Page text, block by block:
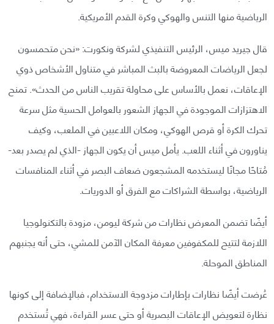
الرياضية منها التنس والهوكي وكرة القدم الأمريكية.
قال جيريد ميس، الرئيس التنفيذي لشركة ونكورت: «نحن متحمسون
لجعل الرياضات المعروضة بالبث المباشر في متناول الأشخاص ذوي
الإعاقات، نعمل بالأساس على محاولة تقريب الناس من الحدث». تمنح
الاهتزازات الموجودة في الجهاز الشعور بالعوامل الحسية مثل سرعة
تحرك الكرة أو قرص الهوكي، ومكان اللاعبين في الملعب، وكيف
يناورون في أثناء اللعب. يأمل ميس أن يكون الجهاز -الذي لم يصدر بعد-
مُتاحًا مجانًا ليستخدمه المشجعون ضعاف البصر في أثناء المنافسات
الرياضية، بواسطة الشراكات مع الفرق أو الدوريات.
أيضًا تضمن المعرض نظارات من شركة ليومن، مزودة بالتكنولوجيا
اللازمة لتتيح للمكفوفين معرفة المكان الآمن للمشي، حتى أنه يجنبهم
المناطق الموحلة.
عُرضت أيضًا نظارات بإطارات مزدوجة الاستخدام، فبالإضافة إلى كونها
نظارة لتعويض الإعاقات البصرية أو حتى عسر القراءة، فهي تُستخدم